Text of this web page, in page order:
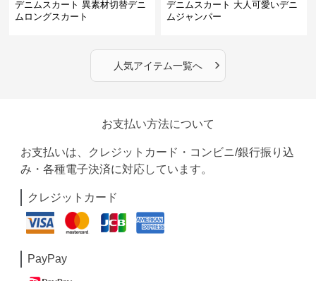
デニムスカート 異素材切替デニ
ムロングスカート
デニムスカート 大人可愛いデニ
ムジャンパー
人気アイテム一覧へ ›
お支払い方法について
お支払いは、クレジットカード・コンビニ/銀行振り込
み・各種電子決済に対応しています。
クレジットカード
PayPay